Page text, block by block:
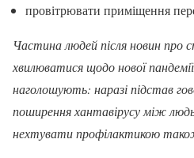
провітрювати приміщення
Частина людей після новин про
хвилюватися щодо нової
наголошують: наразі підстав
поширення хантавірусу між
нехтувати профілактикою